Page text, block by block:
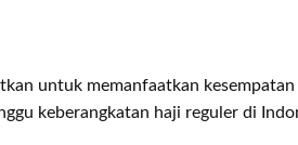
untuk memanfaatkan kesempatan
keberangkatan haji reguler di